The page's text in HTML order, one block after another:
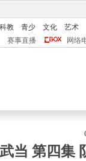
科教 青少 文化
艺术
赛事直播 网络
当 第四集